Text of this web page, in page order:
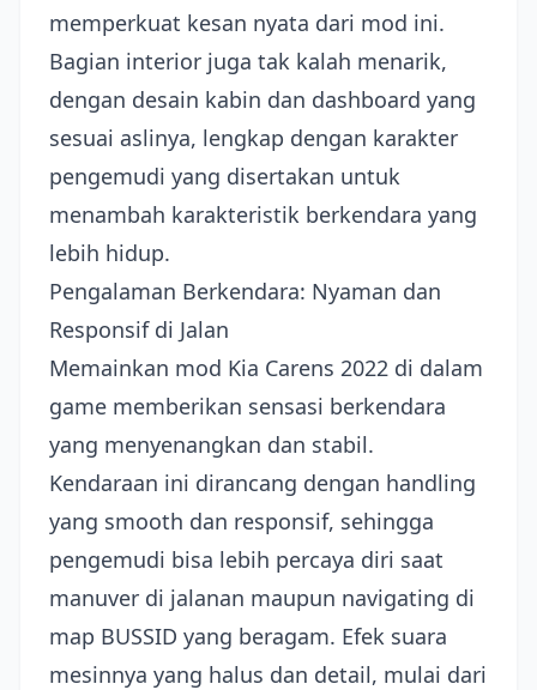
memperkuat kesan nyata dari mod ini.
Bagian interior juga tak kalah menarik,
dengan desain kabin dan dashboard yang
sesuai aslinya, lengkap dengan karakter
pengemudi yang disertakan untuk
menambah karakteristik berkendara yang
lebih hidup.
Pengalaman Berkendara: Nyaman dan
Responsif di Jalan
Memainkan mod Kia Carens 2022 di dalam
game memberikan sensasi berkendara
yang menyenangkan dan stabil.
Kendaraan ini dirancang dengan handling
yang smooth dan responsif, sehingga
pengemudi bisa lebih percaya diri saat
manuver di jalanan maupun navigating di
map BUSSID yang beragam. Efek suara
mesinnya yang halus dan detail, mulai dari